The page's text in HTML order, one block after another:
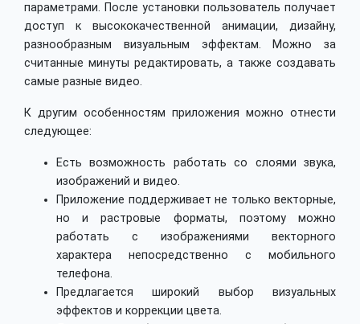
параметрами. После установки пользователь получает
доступ к высококачественной анимации, дизайну,
разнообразным визуальным эффектам. Можно за
считанные минуты редактировать, а также создавать
самые разные видео.
К другим особенностям приложения можно отнести
следующее:
Есть возможность работать со слоями звука,
изображений и видео.
Приложение поддерживает не только векторные,
но и растровые форматы, поэтому можно
работать с изображениями векторного
характера непосредственно с мобильного
телефона.
Предлагается широкий выбор визуальных
эффектов и коррекции цвета.